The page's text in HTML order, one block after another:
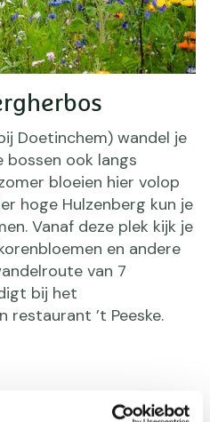
Doetinchem) wandel je
bossen ook langs
bloeien hier volop
hoge Hulzenberg kun je
Vanaf deze plek kijk je
en andere
van 7
bij het
restaurant ’t Peeske.